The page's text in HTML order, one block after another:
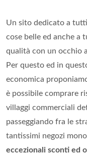
Un sito dedicato a
cose belle ed anche a
qualità con un occhio
Per questo ed in
economica
è possibile comprare
villaggi commerciali
passeggiando fra le
tantissimi negozi
eccezionali sconti ed